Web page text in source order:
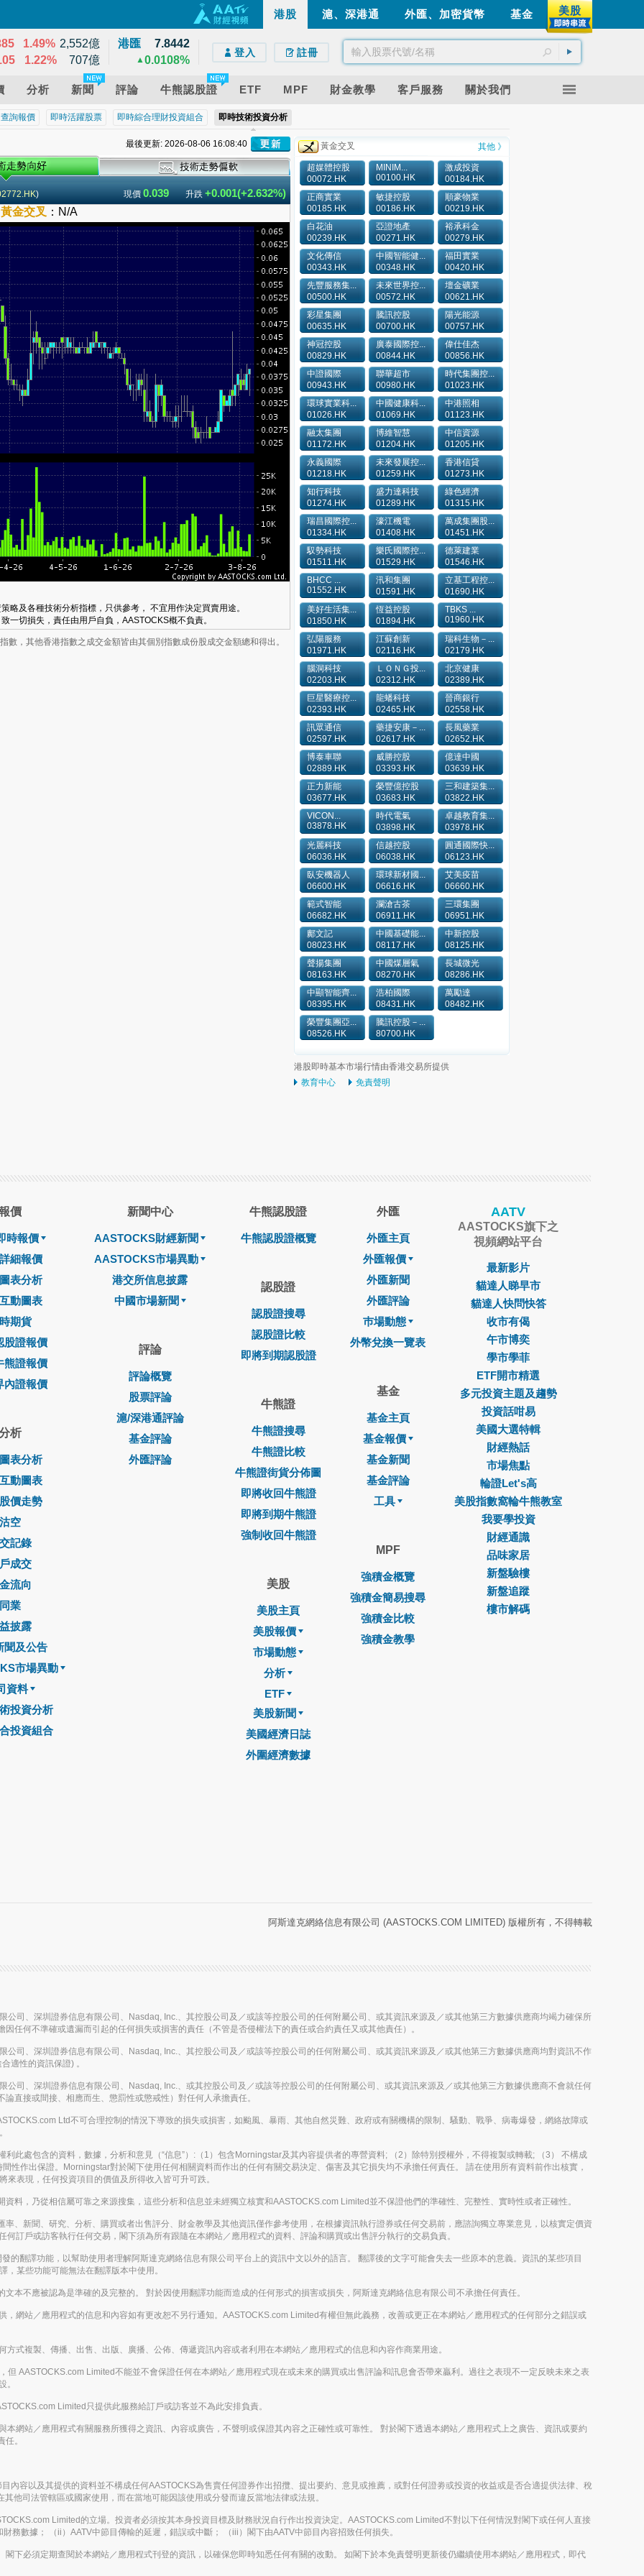
美股
基金
外匯、加密貨幣
滬、深港通
港股
1.49% 2,552億
1.22% 707億
港匯
7.8442
0.0108%
▲
登入 註冊
分析 新聞 評論 牛熊認股證 ETF MPF 財金教學 客戶服務 關於我們
詢報價 即時活躍股票 即時綜合理財投資組合 即時技術投資分析
最後更新: 2026-08-06 16:08:40
) 現價 0.039 升跌 +0.001(+2.632%)
黃金交叉 ： N/A
略及各種技術分析指標，只供參考， 不宜用作決定買賣用途。
一切損失，責任由用戶自負，AASTOCKS概不負責。
數，其他香港指數之成交金額皆由其個別指數成份股成交金額總和得出。
黃金交叉 其他 》
超媒體控股
00072.HK
MINIM...
00100.HK
激成投資
00184.HK
正商實業
00185.HK
敏捷控股
00186.HK
順豪物業
00219.HK
白花油
00239.HK
亞證地產
00271.HK
裕承科金
00279.HK
文化傳信
00343.HK
中國智能健...
00348.HK
福田實業
00420.HK
先豐服務集...
00500.HK
未來世界控...
00572.HK
壇金礦業
00621.HK
彩星集團
00635.HK
騰訊控股
00700.HK
陽光能源
00757.HK
神冠控股
00829.HK
廣泰國際控...
00844.HK
偉仕佳杰
00856.HK
中證國際
00943.HK
聯華超市
00980.HK
時代集團控...
01023.HK
環球實業科...
01026.HK
中國健康科...
01069.HK
中港照相
01123.HK
融太集團
01172.HK
博維智慧
01204.HK
中信資源
01205.HK
永義國際
01218.HK
未來發展控...
01259.HK
香港信貸
01273.HK
知行科技
01274.HK
盛力達科技
01289.HK
綠色經濟
01315.HK
瑞昌國際控...
01334.HK
濠江機電
01408.HK
萬成集團股...
01451.HK
馭勢科技
01511.HK
樂氏國際控...
01529.HK
德萊建業
01546.HK
BHCC ...
01552.HK
汛和集團
01591.HK
立基工程控...
01690.HK
美好生活集...
01850.HK
恆益控股
01894.HK
TBKS ...
01960.HK
弘陽服務
01971.HK
江蘇創新
02116.HK
瑞科生物－...
02179.HK
腦洞科技
02203.HK
ＬＯＮＧ投...
02312.HK
北京健康
02389.HK
巨星醫療控...
02393.HK
龍蟠科技
02465.HK
晉商銀行
02558.HK
訊眾通信
02597.HK
藥捷安康－...
02617.HK
長風藥業
02652.HK
博泰車聯
02889.HK
威勝控股
03393.HK
億達中國
03639.HK
正力新能
03677.HK
榮豐億控股
03683.HK
三和建築集...
03822.HK
VICON...
03878.HK
時代電氣
03898.HK
卓越教育集...
03978.HK
光麗科技
06036.HK
信越控股
06038.HK
圓通國際快...
06123.HK
臥安機器人
06600.HK
環球新材國...
06616.HK
艾美疫苗
06660.HK
範式智能
06682.HK
瀾滄古茶
06911.HK
三環集團
06951.HK
鄺文記
08023.HK
中國基礎能...
08117.HK
中新控股
08125.HK
聲揚集團
08163.HK
中國煤層氣
08270.HK
長城微光
08286.HK
中顯智能齊...
08395.HK
浩柏國際
08431.HK
萬勵達
08482.HK
榮豐集團亞...
08526.HK
騰訊控股－...
80700.HK
港股即時基本市場行情由香港交易所提供
教育中心
免責聲明
價
時報價
細報價
表分析
動圖表
期貨
股證報價
熊證報價
內證報價
析
表分析
動圖表
價走勢
空
記錄
成交
流向
業
披露
聞及公告
市場異動
資料
投資分析
投資組合
新聞中心
AASTOCKS財經新聞
AASTOCKS市場異動
港交所信息披露
中國市場新聞
評論
評論概覽
股票評論
滬/深港通評論
基金評論
外匯評論
牛熊認股證
牛熊認股證概覽
認股證
認股證搜尋
認股證比較
即將到期認股證
牛熊證
牛熊證搜尋
牛熊證比較
牛熊證街貨分佈圖
即將收回牛熊證
即將到期牛熊證
強制收回牛熊證
美股
美股主頁
美股報價
市場動態
分析
ETF
美股新聞
美國經濟日誌
外圍經濟數據
外匯
外匯主頁
外匯報價
外匯新聞
外匯評論
巿場動態
外幣兌換一覽表
基金
基金主頁
基金報價
基金新聞
基金評論
工具
MPF
強積金概覽
強積金簡易搜尋
強積金比較
強積金教學
AATV
AASTOCKS旗下之
視頻網站平台
最新影片
貓達人睇早市
貓達人快問快答
收市有偈
午市博奕
學市學菲
ETF開市精選
多元投資主題及趨勢
投資話咁易
美國大選特輯
財經熱話
市場焦點
輪證Let's高
美股指數窩輪牛熊教室
我要學投資
財經通識
品味家居
新盤驗樓
新盤追蹤
樓市解碼
阿斯達克網絡信息有限公司 (AASTOCKS.COM LIMITED) 版權所有，不得轉載
司、深圳證券信息有限公司、Nasdaq, Inc.、其控股公司及／或該等控股公司的任何附屬公司、或其資訊來源及／或其他第三方數據供應商均竭力確保所
任何不準確或遺漏而引起的任何損失或損害的責任（不管是否侵權法下的責任或合約責任又或其他責任）。
司、深圳證券信息有限公司、Nasdaq, Inc.、其控股公司及／或該等控股公司的任何附屬公司、或其資訊來源及／或其他第三方數據供應商均對資訊不作
適性的資訊保證) 。
司、深圳證券信息有限公司、Nasdaq, Inc.、或其控股公司及／或該等控股公司的任何附屬公司、或其資訊來源及／或其他第三方數據供應商不會就任何
直接或間接、相應而生、懲罰性或懲戒性）對任何人承擔責任。
Ltd不可合理控制的情況下導致的損失或損害，如颱風、暴雨、其他自然災難、政府或有關機構的限制、騷動、戰爭、病毒爆發，網絡故障或
此處包含的資料，數據，分析和意見（“信息”）:（1）包含Morningstar及其內容提供者的專營資料; （2）除特別授權外，不得複製或轉載; （3） 不構成
性作出保證。Morningstar對於閣下使用任何相關資料而作出的任何有關交易決定、傷害及其它損失均不承擔任何責任。 請在使用所有資料前作出核實，
表現，任何投資項目的價值及所得收入皆可升可跌。
料，乃從相信屬可靠之來源搜集，這些分析和信息並未經獨立核實和AASTOCKS.com Limited並不保證他們的準確性、完整性、實時性或者正確性。
、新聞、研究、分析、購買或者出售評分、財金教學及其他資訊僅作參考使用，在根據資訊執行證券或任何交易前，應諮詢獨立專業意見，以核實定價資
訂戶或訪客執行任何交易，閣下須為所有跟隨在本網站／應用程式的資料、評論和購買或出售評分執行的交易負責。
的翻譯功能，以幫助使用者理解阿斯達克網絡信息有限公司平台上的資訊中文以外的語言。 翻譯後的文字可能會失去一些原本的意義。資訊的某些項目
某些功能可能無法在翻譯版本中使用。
本不應被認為是準確的及完整的。 對於因使用翻譯功能而造成的任何形式的損害或損失，阿斯達克網絡信息有限公司不承擔任何責任。
網站／應用程式的信息和內容如有更改恕不另行通知。AASTOCKS.com Limited有權但無此義務，改善或更正在本網站／應用程式的任何部分之錯誤或
式複製、傳播、出售、出版、廣播、公佈、傳遞資訊內容或者利用在本網站／應用程式的信息和內容作商業用途。
AASTOCKS.com Limited不能並不會保證任何在本網站／應用程式現在或未來的購買或出售評論和訊息會否帶來贏利。過往之表現不一定反映未來之表
。
Limited只提供此服務給訂戶或訪客並不為此安排負責。
網站／應用程式有關服務所獲得之資訊、內容或廣告，不聲明或保證其內容之正確性或可靠性。 對於閣下透過本網站／應用程式上之廣告、資訊或要約
。
內容以及其提供的資料並不構成任何AASTOCKS為售賣任何證券作出招攬、提出要約、意見或推薦，或對任何證劵或投資的收益或是否合適提供法律、稅
他司法管轄區或國家使用，而在當地可能因該使用或分發而違反當地法律或法規。
Limited的立場。投資者必須按其本身投資目標及財務狀況自行作出投資決定。AASTOCKS.com Limited不對以下任何情況對閣下或任何人直接
務數據； （ii）AATV中節目傳輸的延遲，錯誤或中斷； （iii）閣下由AATV中節目內容招致任何損失。
下必須定期查閱於本網站／應用程式刊登的資訊，以確保您即時知悉任何有關的改動。 如閣下於本免責聲明更新後仍繼續使用本網站／應用程式，即代